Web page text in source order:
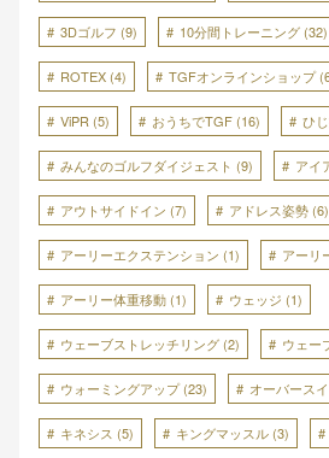
3Dゴルフ (9) 10分間トレーニング (32)
ROTEX (4) TGFオンラインショップ
ViPR (5) おうちでTGF (16) ひ
みんなのゴルフダイジェスト (9) アイ
アウトサイドイン (7) アドレス姿勢 (6)
アーリーエクステンション (1) アーリ
アーリー体重移動 (1) ウェッジ (1)
ウェーブストレッチリング (2) ウェー
ウォーミングアップ(23) オーバース
キネシス (5) キングマッスル (3)